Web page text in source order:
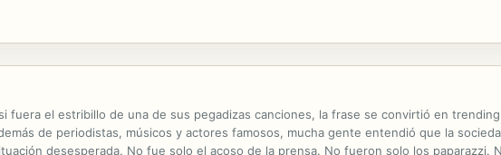
fuera el estribillo de una de sus pegadizas canciones, la frase se convirtió en
de periodistas, músicos y actores famosos, mucha gente entendió que la
desesperada. No fue solo el acoso de la prensa. No fueron solo los paparazzi.